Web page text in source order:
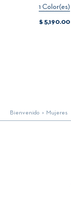
1 Color(es)
$ 5,190.00
Bienvenido Mujeres